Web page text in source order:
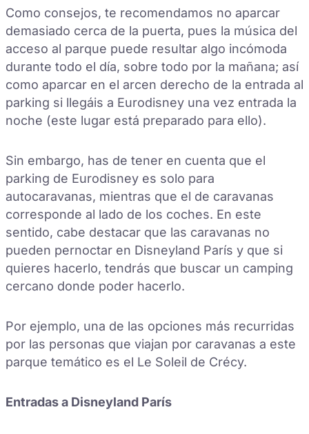
Como consejos, te recomendamos no aparcar
demasiado cerca de la puerta, pues la música del
acceso al parque puede resultar algo incómoda
durante todo el día, sobre todo por la mañana; así
como aparcar en el arcen derecho de la entrada al
parking si llegáis a Eurodisney una vez entrada la
noche (este lugar está preparado para ello).
Sin embargo, has de tener en cuenta que el
parking de Eurodisney es solo para
autocaravanas, mientras que el de caravanas
corresponde al lado de los coches. En este
sentido, cabe destacar que las caravanas no
pueden pernoctar en Disneyland París y que si
quieres hacerlo, tendrás que buscar un camping
cercano donde poder hacerlo.
Por ejemplo, una de las opciones más recurridas
por las personas que viajan por caravanas a este
parque temático es el Le Soleil de Crécy.
Entradas a Disneyland París